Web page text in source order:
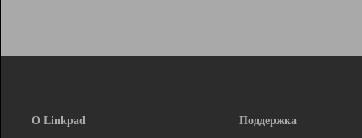
О Linkpad
Поддержка